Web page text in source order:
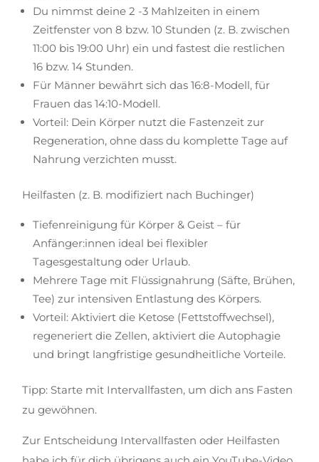
Du nimmst deine 2 -3 Mahlzeiten in einem
Zeitfenster von 8 bzw. 10 Stunden (z. B. zwischen
11:00 bis 19:00 Uhr) ein und fastest die restlichen
16 bzw. 14 Stunden.
Für Männer bewährt sich das 16:8-Modell, für
Frauen das 14:10-Modell.
Vorteil: Dein Körper nutzt die Fastenzeit zur
Regeneration, ohne dass du komplette Tage auf
Nahrung verzichten musst.
Heilfasten (z. B. modifiziert nach Buchinger)
Tiefenreinigung für Körper & Geist – für
Anfänger:innen ideal bei flexibler
Tagesgestaltung oder Urlaub.
Mehrere Tage mit Flüssignahrung (Säfte, Brühen,
Tee) zur intensiven Entlastung des Körpers.
Vorteil: Aktiviert die Ketose (Fettstoffwechsel),
regeneriert die Zellen, aktiviert die Autophagie
und bringt langfristige gesundheitliche Vorteile.
Tipp: Starte mit Intervallfasten, um dich ans Fasten
zu gewöhnen.
Zur Entscheidung Intervallfasten oder Heilfasten